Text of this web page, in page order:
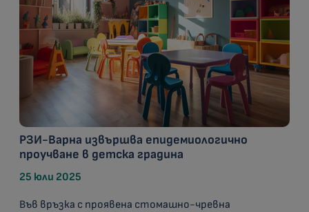
РЗИ-Варна извършва епидемиологично
проучване в детска градина
25 юли 2025
Във връзка с проявена стомашно-чревна